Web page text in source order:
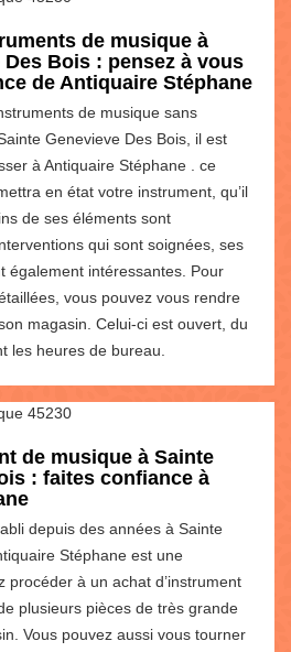
de musique à
Bois : pensez à vous
de Antiquaire Stéphane
de musique sans
Genevieve Des Bois, il est
à Antiquaire Stéphane . ce
en état votre instrument, qu’il
de ses éléments sont
qui sont soignées, ses
également intéressantes. Pour
vous pouvez vous rendre
magasin. Celui-ci est ouvert, du
les heures de bureau.
de musique à Sainte
: faites confiance à
depuis des années à Sainte
Stéphane est une
procéder à un achat d’instrument
plusieurs pièces de très grande
Vous pouvez aussi vous tourner